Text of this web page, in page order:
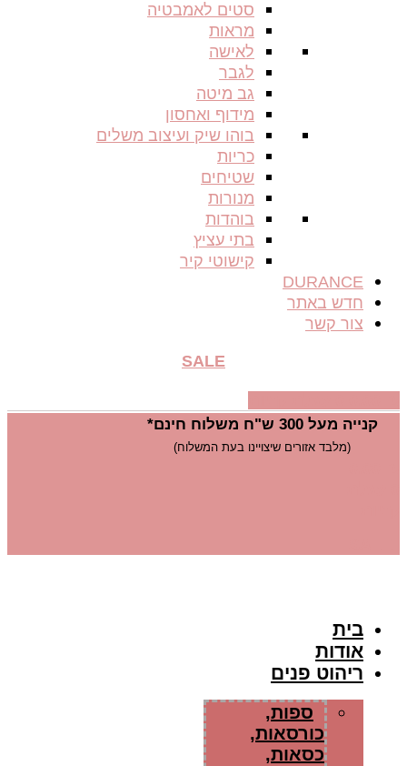
סטים לאמבטיה
מראות
לאישה
לגבר
גב מיטה
מידוף ואחסון
בוהו שיק ועיצוב משלים
כריות
שטיחים
מנורות
בוהדות
בתי עציץ
קישוטי קיר
DURANCE
חדש באתר
צור קשר
SALE
קנייה מעל 300 ש"ח משלוח חינם*
(מלבד אזורים שיצויינו בעת המשלוח)
בית
אודות
ריהוט פנים
ספות,
כורסאות,
כסאות,